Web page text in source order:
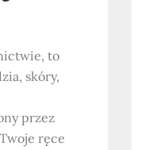
to
skóry,
przez
ręce